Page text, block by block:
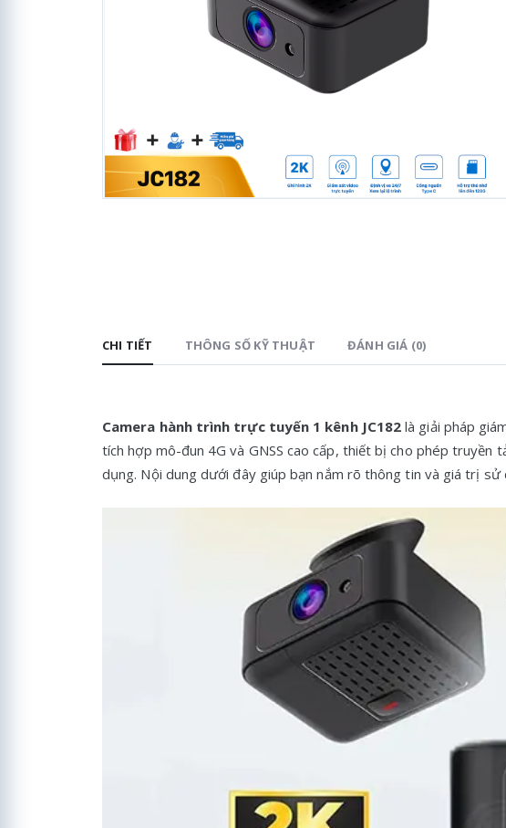
CHI TIẾT THÔNG SỐ KỸ THUẬT ĐÁNH GIÁ (0)
Camera hành trình trực tuyến 1 kênh JC182 là giải pháp
tích hợp mô-đun 4G và GNSS cao cấp, thiết bị cho phép
dụng. Nội dung dưới đây giúp bạn nắm rõ thông tin và giá trị sử